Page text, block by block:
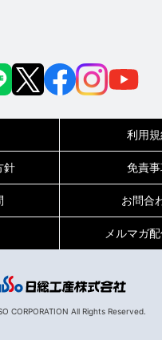
利用規
針 免責
お問合
メルマガ
CORPORATION All Rights Reserved.